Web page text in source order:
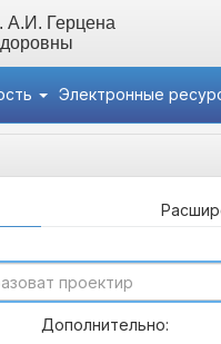
А.И. Герцена
Электронные
Дополнительно: